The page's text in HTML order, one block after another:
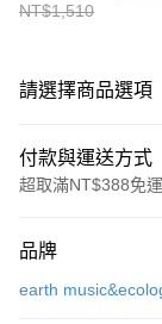
NT$1,510
請選擇商品選項
付款與運送方式
超取滿NT$388免運
信用卡一次付款
品牌
earth